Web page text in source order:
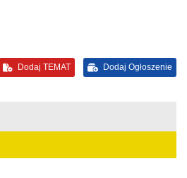
Dodaj TEMAT Dodaj Ogłoszenie